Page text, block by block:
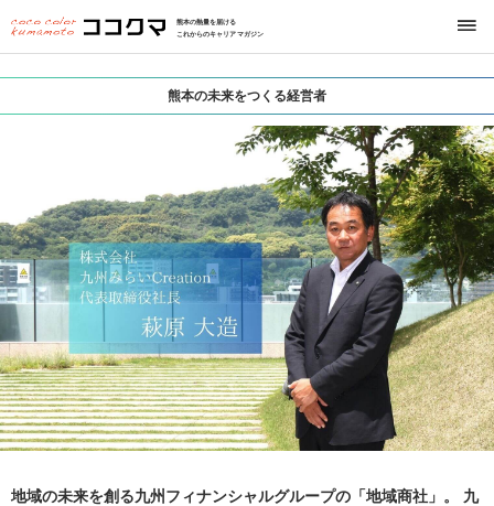
熊本の熱量を届ける
これからのキャリアマガジン
熊本の未来をつくる経営者
地域の未来を創る九州フィナンシャルグループの「地域商社」。 九